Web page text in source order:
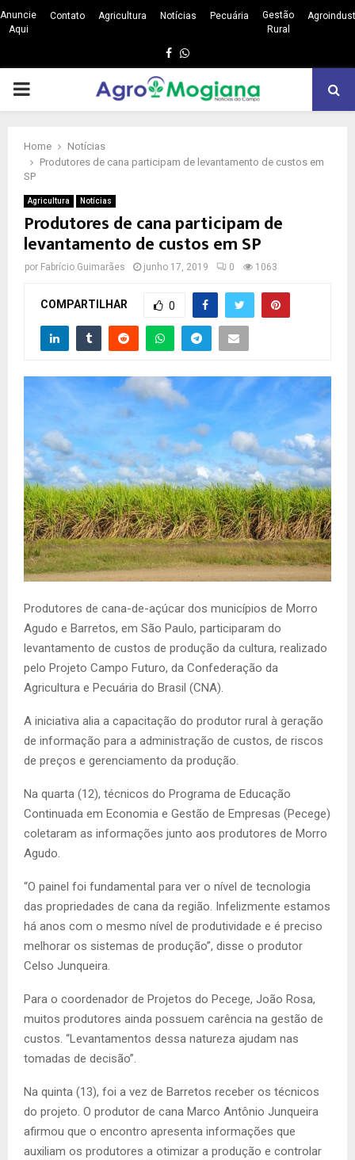
Anuncie
Aqui
Contato Agricultura Notícias Pecuária
Gestão
Rural
Facebook
Whatsapp
PRIMARY
Home
Notícias
Produtores de cana participam de levantamento de custos em
SP
Agricultura Notícias
Produtores de cana participam de
levantamento de custos em SP
por Fabrício Guimarães junho 17, 2019 0 1063
COMPARTILHAR 0
Produtores de cana-de-açúcar dos municípios de Morro
Agudo e Barretos, em São Paulo, participaram do
levantamento de custos de produção da cultura, realizado
pelo Projeto Campo Futuro, da Confederação da
Agricultura e Pecuária do Brasil (CNA).
A iniciativa alia a capacitação do produtor rural à geração
de informação para a administração de custos, de riscos
de preços e gerenciamento da produção.
Na quarta (12), técnicos do Programa de Educação
Continuada em Economia e Gestão de Empresas (Pecege)
coletaram as informações junto aos produtores de Morro
Agudo.
“O painel foi fundamental para ver o nível de tecnologia
das propriedades de cana da região. Infelizmente estamos
há anos com o mesmo nível de produtividade e é preciso
melhorar os sistemas de produção”, disse o produtor
Celso Junqueira.
Para o coordenador de Projetos do Pecege, João Rosa,
muitos produtores ainda possuem carência na gestão de
custos. “Levantamentos dessa natureza ajudam nas
tomadas de decisão”.
Na quinta (13), foi a vez de Barretos receber os técnicos
do projeto. O produtor de cana Marco Antônio Junqueira
afirmou que o encontro apresenta informações que
auxiliam os produtores a otimizar a produção e controlar